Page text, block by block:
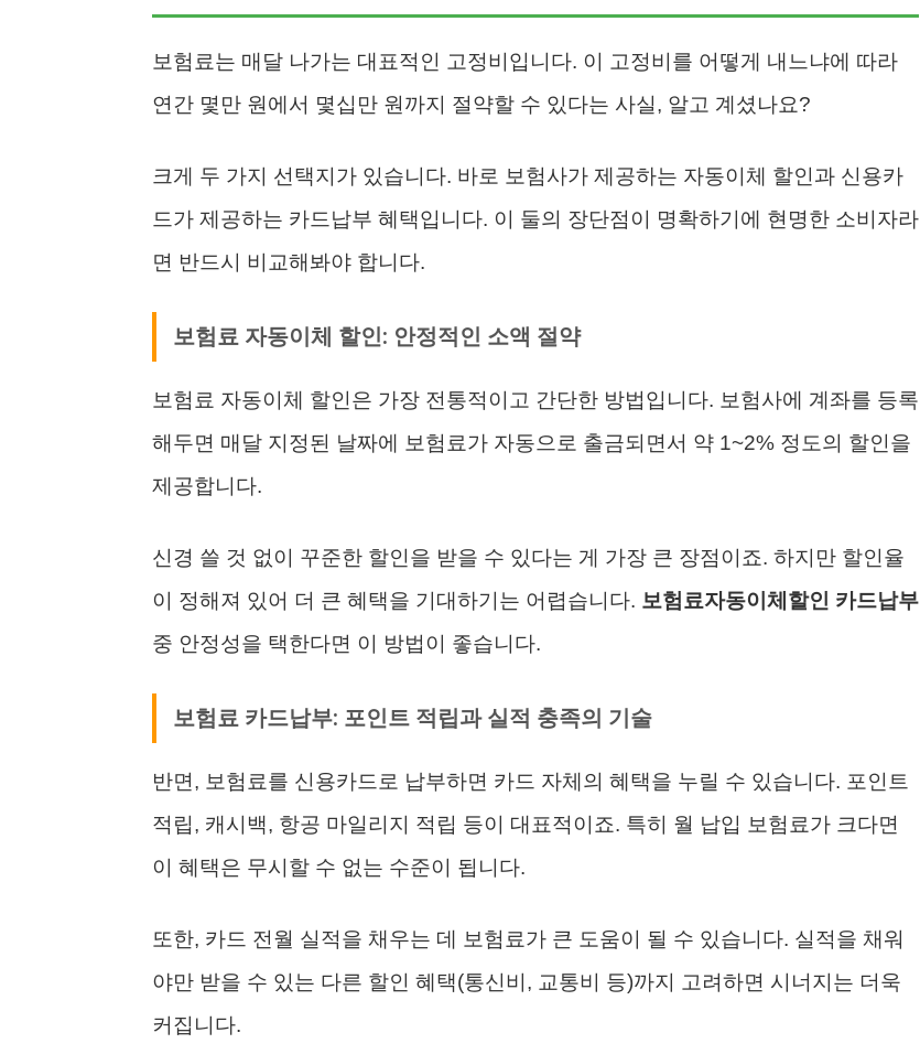
보험료는 매달 나가는 대표적인 고정비입니다. 이 고정비를 어떻게 내느냐에 따라
연간 몇만 원에서 몇십만 원까지 절약할 수 있다는 사실, 알고 계셨나요?
크게 두 가지 선택지가 있습니다. 바로 보험사가 제공하는 자동이체 할인과 신용카
드가 제공하는 카드납부 혜택입니다. 이 둘의 장단점이 명확하기에 현명한 소비자라
면 반드시 비교해봐야 합니다.
보험료 자동이체 할인: 안정적인 소액 절약
보험료 자동이체 할인은 가장 전통적이고 간단한 방법입니다. 보험사에 계좌를 등록
해두면 매달 지정된 날짜에 보험료가 자동으로 출금되면서 약 1~2% 정도의 할인을
제공합니다.
신경 쓸 것 없이 꾸준한 할인을 받을 수 있다는 게 가장 큰 장점이죠. 하지만 할인율
이 정해져 있어 더 큰 혜택을 기대하기는 어렵습니다. 보험료자동이체할인 카드납부
중 안정성을 택한다면 이 방법이 좋습니다.
보험료 카드납부: 포인트 적립과 실적 충족의 기술
반면, 보험료를 신용카드로 납부하면 카드 자체의 혜택을 누릴 수 있습니다. 포인트
적립, 캐시백, 항공 마일리지 적립 등이 대표적이죠. 특히 월 납입 보험료가 크다면
이 혜택은 무시할 수 없는 수준이 됩니다.
또한, 카드 전월 실적을 채우는 데 보험료가 큰 도움이 될 수 있습니다. 실적을 채워
야만 받을 수 있는 다른 할인 혜택(통신비, 교통비 등)까지 고려하면 시너지는 더욱
커집니다.